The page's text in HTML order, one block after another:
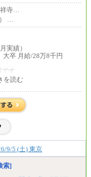
祥寺…
…
実績）
大卒 月給/28万8千円
す
す。
定により決定します。
読む
9/5 (土) 東京
索]